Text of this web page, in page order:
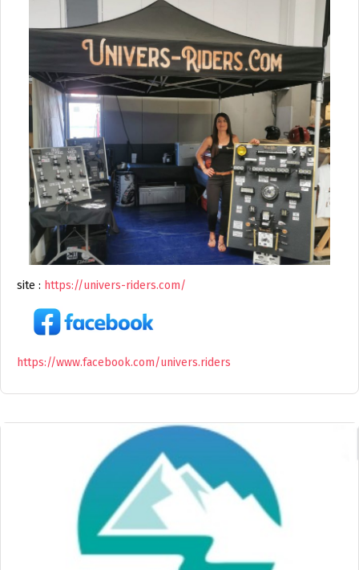
site : https://univers-riders.com/
https://www.facebook.com/univers.riders